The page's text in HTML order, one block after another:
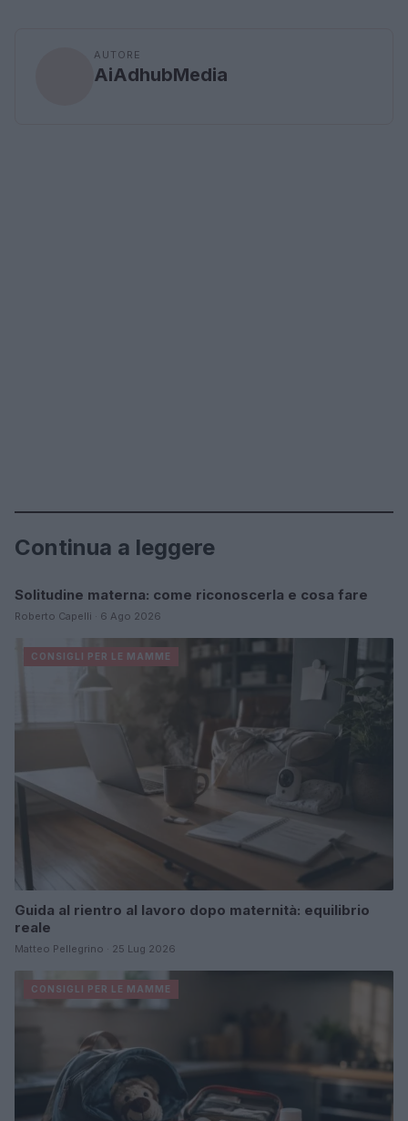
AUTORE
AiAdhubMedia
Continua a leggere
CONSIGLI PER LE MAMME
Solitudine materna: come riconoscerla e cosa fare
Roberto Capelli · 6 Ago 2026
CONSIGLI PER LE MAMME
Guida al rientro al lavoro dopo maternità: equilibrio
reale
Matteo Pellegrino · 25 Lug 2026
CONSIGLI PER LE MAMME